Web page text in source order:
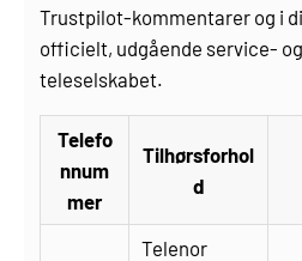
Trustpilot-kommentarer og i
officielt, udgående service-
teleselskabet.
Telefo
nnum
mer
Tilhørsforhol
d
Telenor